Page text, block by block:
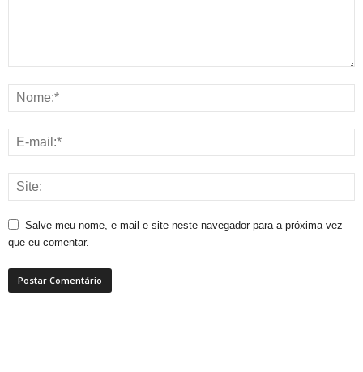
Salve meu nome, e-mail e site neste navegador para a próxima vez
que eu comentar.